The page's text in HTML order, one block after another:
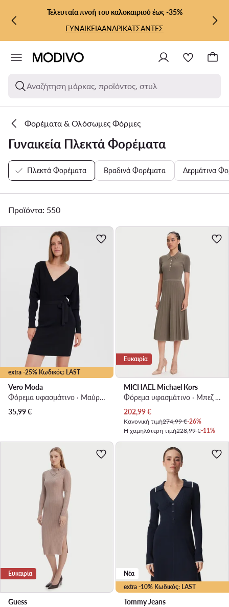
ΜΕΤΆΒΑΣΗ ΣΤΟ ΚΎΡΙΟ ΠΕΡΙΕΧΌΜΕΝΟ
ΜΕΤΆΒΑΣΗ ΣΤΗΝ ΑΝΑΖΉΤΗΣΗ
Τελευταία πνοή του καλοκαιριού έως -35%
ΓΥΝΑΙΚΕΙΑΑΝΔΡΙΚΑΤΣΑΝΤΕΣ
Αναζήτηση μάρκας, προϊόντος, στυλ
Φορέματα & Ολόσωμες Φόρμες
Γυναικεία Πλεκτά Φορέματα
Πλεκτά Φορέματα Βραδινά Φορέματα Δερμάτινα
Προϊόντα: 550
extra -25% Κωδικός: LAST
Vero Moda
Φόρεμα υφασμάτινο · Μαύρο · Mini
35,99€
Ευκαιρία
MICHAEL Michael Kors
Φόρεμα υφασμάτινο · Μπεζ · Midi
Τρέχουσα τιμή
202,99€
Κανονική τιμή274,99 €-26%
Η χαμηλότερη τιμή228,99 €-11%
Ευκαιρία
Guess
extra -10% Κωδικός: LAST
Νέα
Tommy Jeans